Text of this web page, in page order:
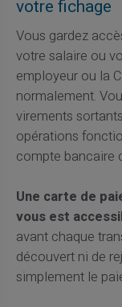
votre fichage
Vous gardez
votre salaire ou
employeur ou la
normalement.
virements
opérations
compte bancaire
Une carte de
vous est
avant chaque
découvert ni de
simplement le